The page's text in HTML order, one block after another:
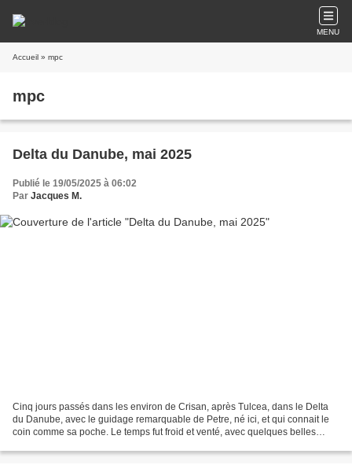
MENU
Accueil » mpc
mpc
Delta du Danube, mai 2025
Publié le 19/05/2025 à 06:02
Par Jacques M.
Cinq jours passés dans les environ de Crisan, après Tulcea, dans le Delta
du Danube, avec le guidage remarquable de Petre, né ici, et qui connait le
coin comme sa poche. Le temps fut froid et venté, avec quelques belles